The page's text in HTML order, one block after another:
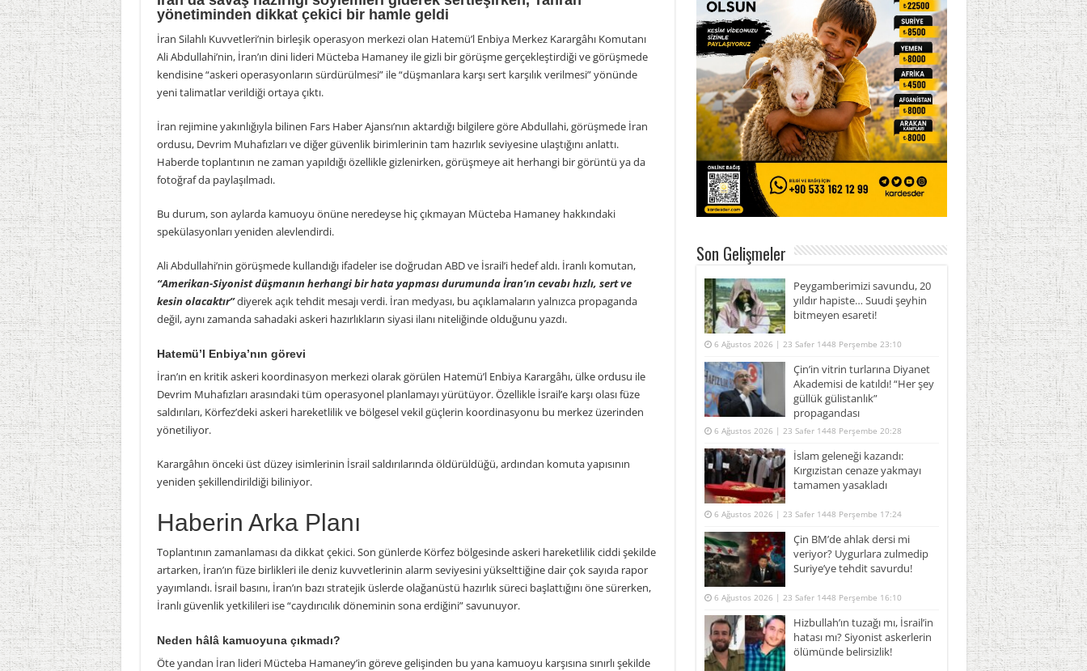
yönetiminden dikkat çekici bir hamle geldi
İran Silahlı Kuvvetleri’nin birleşik operasyon merkezi olan Hatemü’l Enbiya Merkez Karargâhı Komutanı
Ali Abdullahi’nin, İran’ın dini lideri Mücteba Hamaney ile gizli bir görüşme gerçekleştirdiği ve görüşmede
kendisine “askeri operasyonların sürdürülmesi” ile “düşmanlara karşı sert karşılık verilmesi” yönünde
yeni talimatlar verildiği ortaya çıktı.
İran rejimine yakınlığıyla bilinen Fars Haber Ajansı’nın aktardığı bilgilere göre Abdullahi, görüşmede İran
ordusu, Devrim Muhafızları ve diğer güvenlik birimlerinin tam hazırlık seviyesine ulaştığını anlattı.
Haberde toplantının ne zaman yapıldığı özellikle gizlenirken, görüşmeye ait herhangi bir görüntü ya da
fotoğraf da paylaşılmadı.
Bu durum, son aylarda kamuoyu önüne neredeyse hiç çıkmayan Mücteba Hamaney hakkındaki
spekülasyonları yeniden alevlendirdi.
Ali Abdullahi’nin görüşmede kullandığı ifadeler ise doğrudan ABD ve İsrail’i hedef aldı. İranlı komutan,
“Amerikan-Siyonist düşmanın herhangi bir hata yapması durumunda İran’ın cevabı hızlı, sert ve
kesin olacaktır”diyerek açık tehdit mesajı verdi. İran medyası, bu açıklamaların yalnızca propaganda
değil, aynı zamanda sahadaki askeri hazırlıkların siyasi ilanı niteliğinde olduğunu yazdı.
Hatemü’l Enbiya’nın görevi
İran’ın en kritik askeri koordinasyon merkezi olarak görülen Hatemü’l Enbiya Karargâhı, ülke ordusu ile
Devrim Muhafızları arasındaki tüm operasyonel planlamayı yürütüyor. Özellikle İsrail’e karşı olası füze
saldırıları, Körfez’deki askeri hareketlilik ve bölgesel vekil güçlerin koordinasyonu bu merkez üzerinden
yönetiliyor.
Karargâhın önceki üst düzey isimlerinin İsrail saldırılarında öldürüldüğü, ardından komuta yapısının
yeniden şekillendirildiği biliniyor.
Haberin Arka Planı
Toplantının zamanlaması da dikkat çekici. Son günlerde Körfez bölgesinde askeri hareketlilik ciddi şekilde
artarken, İran’ın füze birlikleri ile deniz kuvvetlerinin alarm seviyesini yükselttiğine dair çok sayıda rapor
yayımlandı. İsrail basını, İran’ın bazı stratejik üslerde olağanüstü hazırlık süreci başlattığını öne sürerken,
İranlı güvenlik yetkilileri ise “caydırıcılık döneminin sona erdiğini” savunuyor.
Neden hâlâ kamuoyuna çıkmadı?
Öte yandan İran lideri Mücteba Hamaney’in göreve gelişinden bu yana kamuoyu karşısına sınırlı şekilde
Son Gelişmeler
Peygamberimizi savundu, 20
yıldır hapiste… Suudi şeyhin
bitmeyen esareti!
6 Ağustos 2026 | 23 Safer 1448 Perşembe 23:10
Çin’in vitrin turlarına Diyanet
Akademisi de katıldı! “Her şey
güllük gülistanlık”
propagandası
6 Ağustos 2026 | 23 Safer 1448 Perşembe 20:28
İslam geleneği kazandı:
Kırgızistan cenaze yakmayı
tamamen yasakladı
6 Ağustos 2026 | 23 Safer 1448 Perşembe 17:24
Çin BM’de ahlak dersi mi
veriyor? Uygurlara zulmedip
Suriye’ye tehdit savurdu!
6 Ağustos 2026 | 23 Safer 1448 Perşembe 16:10
Hizbullah’ın tuzağı mı, İsrail’in
hatası mı? Siyonist askerlerin
ölümünde belirsizlik!